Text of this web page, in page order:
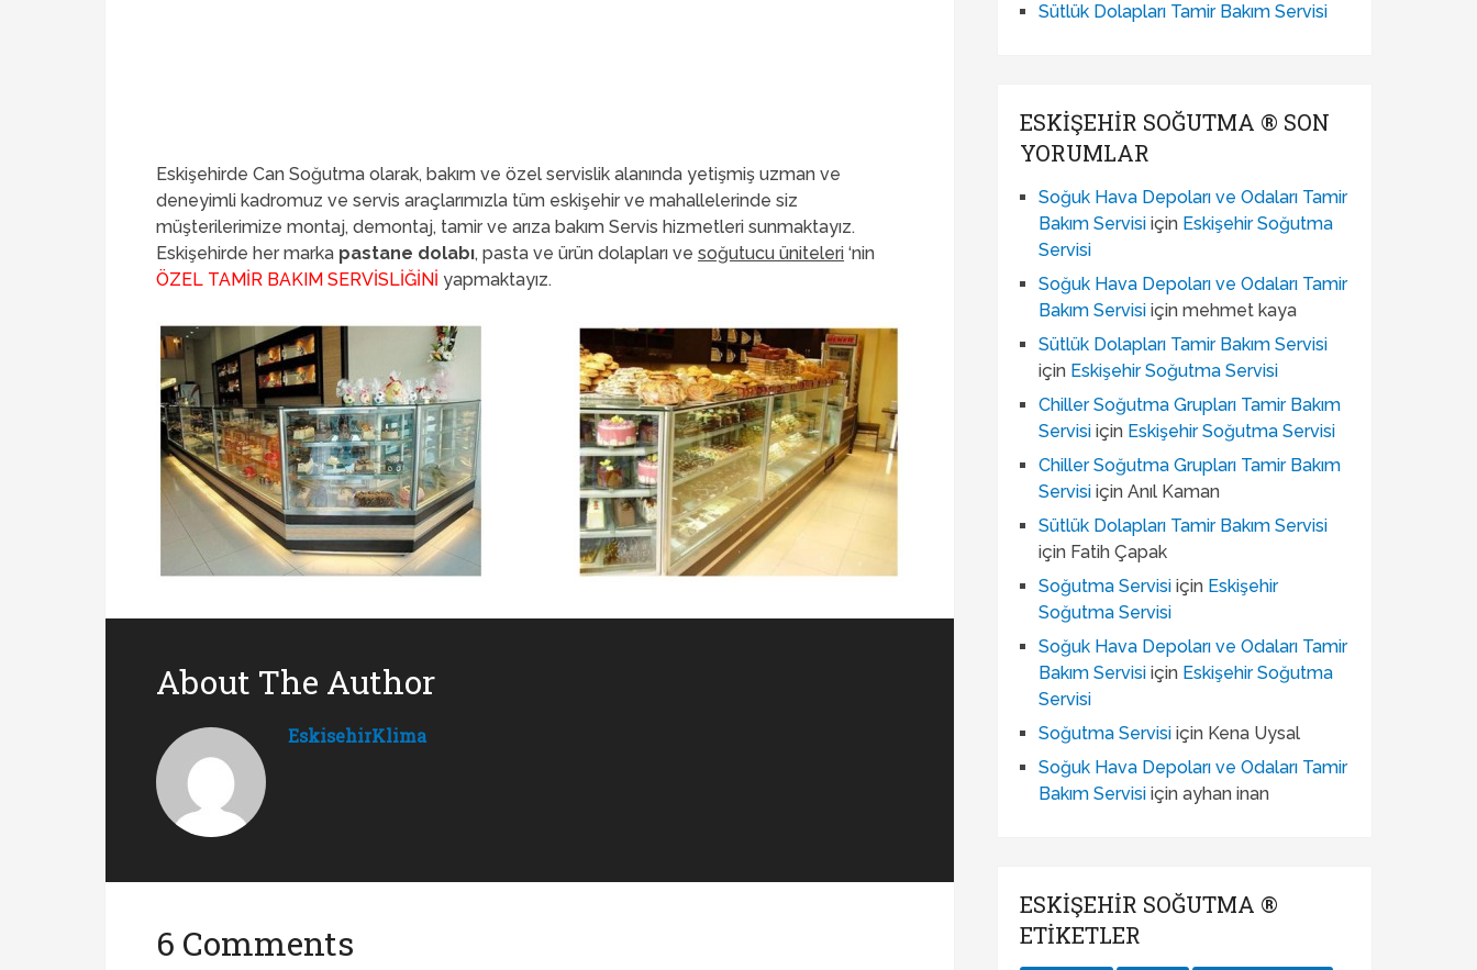
Eskişehirde Can Soğutma olarak, bakım ve özel servislik alanında yetişmiş uzman ve
deneyimli kadromuz ve servis araçlarımızla tüm eskişehir ve mahallelerinde siz
müşterilerimize montaj, demontaj, tamir ve arıza bakım Servis hizmetleri sunmaktayız.
Eskişehirde her marka pastane dolabı, pasta ve ürün dolapları vesoğutucu üniteleri ‘nin
ÖZEL TAMİR BAKIM SERVİSLİĞİNİ yapmaktayız.
About The Author
EskisehirKlima
6 Comments
Sütlük Dolapları Tamir Bakım Servisi
ESKIŞEHIR SOĞUTMA ® SON
YORUMLAR
Soğuk Hava Depoları ve Odaları Tamir
Bakım Servisi için Eskişehir Soğutma
Servisi
Soğuk Hava Depoları ve Odaları Tamir
Bakım Servisi içinmehmet kaya
Sütlük Dolapları Tamir Bakım Servisi
için Eskişehir Soğutma Servisi
Chiller Soğutma Grupları Tamir Bakım
Servisi için Eskişehir Soğutma Servisi
Chiller Soğutma Grupları Tamir Bakım
Servisi içinAnıl Kaman
Sütlük Dolapları Tamir Bakım Servisi
için Fatih Çapak
Soğutma Servisi için Eskişehir
Soğutma Servisi
Soğuk Hava Depoları ve Odaları Tamir
Bakım Servisi için Eskişehir Soğutma
Servisi
Soğutma Servisi için Kena Uysal
Soğuk Hava Depoları ve Odaları Tamir
Bakım Servisi içinayhan inan
ESKIŞEHIR SOĞUTMA ®
ETIKETLER